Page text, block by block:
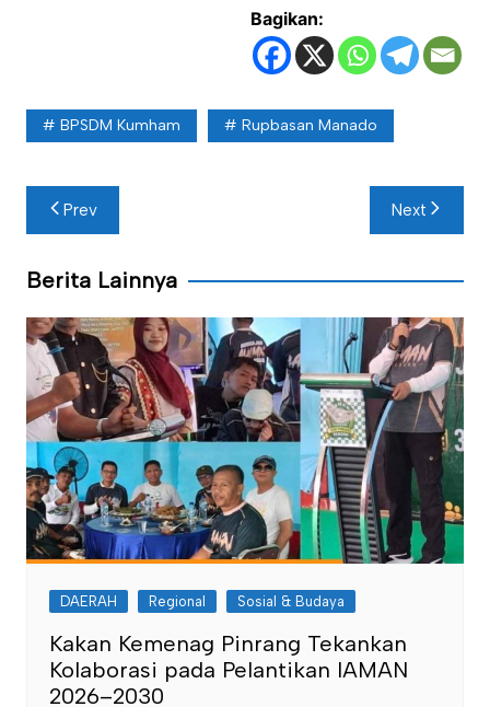
Bagikan:
BPSDM Kumham Rupbasan Manado
Navigasi
pos
Prev Next
Berita Lainnya
DAERAH Regional Sosial & Budaya
Kakan Kemenag Pinrang Tekankan
Kolaborasi pada Pelantikan IAMAN
2026–2030